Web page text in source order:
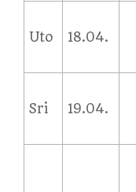
Uto 18.04.
Sri 19.04.